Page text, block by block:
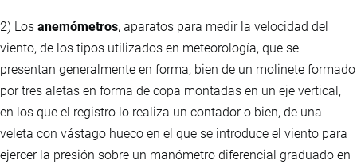
2) Los anemómetros, aparatos para medir la velocidad del
viento, de los tipos utilizados en meteorología, que se
presentan generalmente en forma, bien de un molinete formado
por tres aletas en forma de copa montadas en un eje vertical,
en los que el registro lo realiza un contador o bien, de una
veleta con vástago hueco en el que se introduce el viento para
ejercer la presión sobre un manómetro diferencial graduado en